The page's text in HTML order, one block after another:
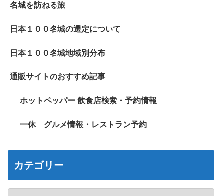
名城を訪ねる旅
日本１００名城の選定について
日本１００名城地域別分布
通販サイトのおすすめ記事
ホットペッパー 飲食店検索・予約情報
一休 グルメ情報・レストラン予約
カテゴリー